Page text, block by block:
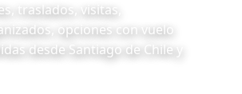
traslados, visitas,
opciones con vuelo
desde Santiago de Chile y